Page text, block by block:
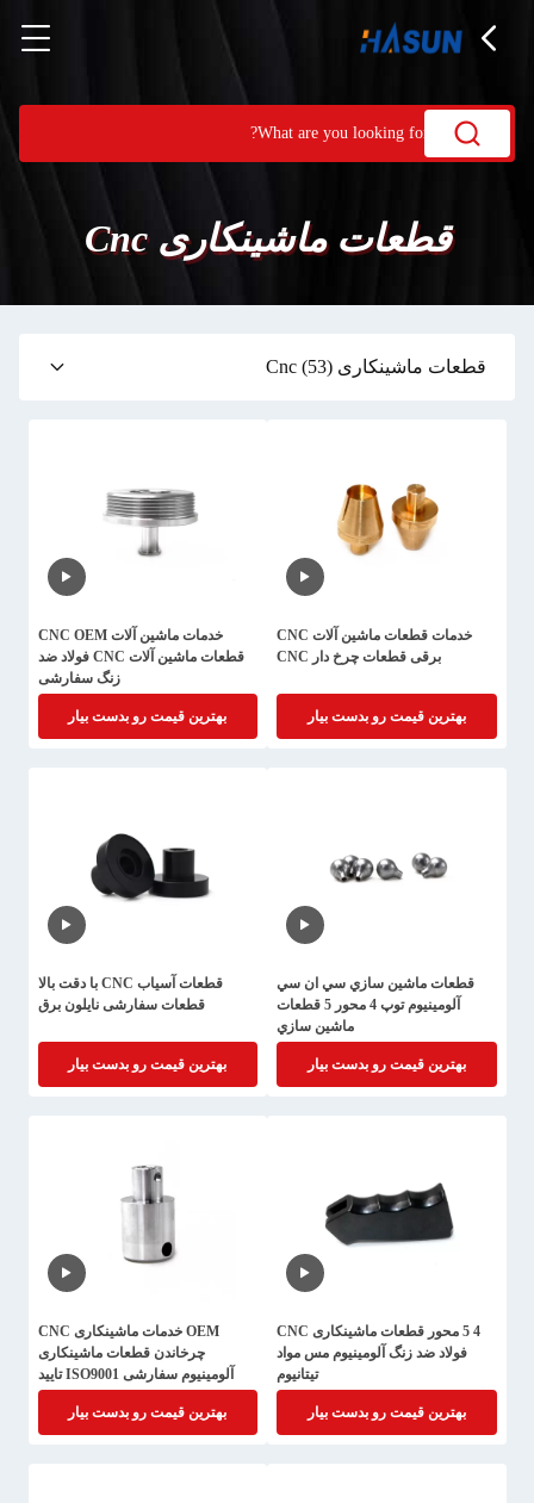
قطعات ماشینکاری Cnc
قطعات ماشینکاری Cnc (53)
خدمات قطعات ماشین آلات CNC
برقی قطعات چرخ دار CNC
بهترین قیمت رو بدست بیار
خدمات ماشین آلات CNC OEM
قطعات ماشین آلات CNC فولاد ضد
زنگ سفارشی
بهترین قیمت رو بدست بیار
قطعات ماشين سازي سي ان سي
آلومينيوم توپ 4 محور 5 قطعات
ماشين سازي
بهترین قیمت رو بدست بیار
قطعات آسیاب CNC با دقت بالا
قطعات سفارشی نایلون برق
بهترین قیمت رو بدست بیار
4 5 محور قطعات ماشینکاری CNC
فولاد ضد زنگ آلومینیوم مس مواد
تیتانیوم
بهترین قیمت رو بدست بیار
OEM خدمات ماشینکاری CNC
چرخاندن قطعات ماشینکاری
آلومینیوم سفارشی ISO9001 تایید
شده
بهترین قیمت رو بدست بیار